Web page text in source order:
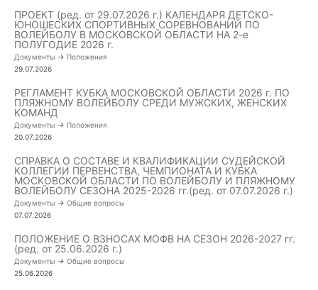
ПРОЕКТ (ред. от 29.07.2026 г.) КАЛЕНДАРЯ ДЕТСКО-
ЮНОШЕСКИХ СПОРТИВНЫХ СОРЕВНОВАНИЙ ПО
ВОЛЕЙБОЛУ В МОСКОВСКОЙ ОБЛАСТИ НА 2-е
ПОЛУГОДИЕ 2026 г.
Документы -> Положения
29.07.2026
РЕГЛАМЕНТ КУБКА МОСКОВСКОЙ ОБЛАСТИ 2026 г. ПО
ПЛЯЖНОМУ ВОЛЕЙБОЛУ СРЕДИ МУЖСКИХ, ЖЕНСКИХ
КОМАНД
Документы -> Положения
20.07.2026
СПРАВКА О СОСТАВЕ И КВАЛИФИКАЦИИ СУДЕЙСКОЙ
КОЛЛЕГИИ ПЕРВЕНСТВА, ЧЕМПИОНАТА И КУБКА
МОСКОВСКОЙ ОБЛАСТИ ПО ВОЛЕЙБОЛУ И ПЛЯЖНОМУ
ВОЛЕЙБОЛУ СЕЗОНА 2025-2026 гг.(ред. от 07.07.2026 г.)
Документы -> Общие вопросы
07.07.2026
ПОЛОЖЕНИЕ О ВЗНОСАХ МОФВ НА СЕЗОН 2026-2027 гг.
(ред. от 25.06.2026 г.)
Документы -> Общие вопросы
25.06.2026